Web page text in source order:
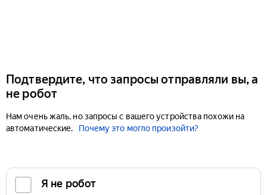
Подтвердите, что запросы отправляли вы, а
не робот
Нам очень жаль, но запросы с вашего устройства похожи на
автоматические.
Почему это могло произойти?